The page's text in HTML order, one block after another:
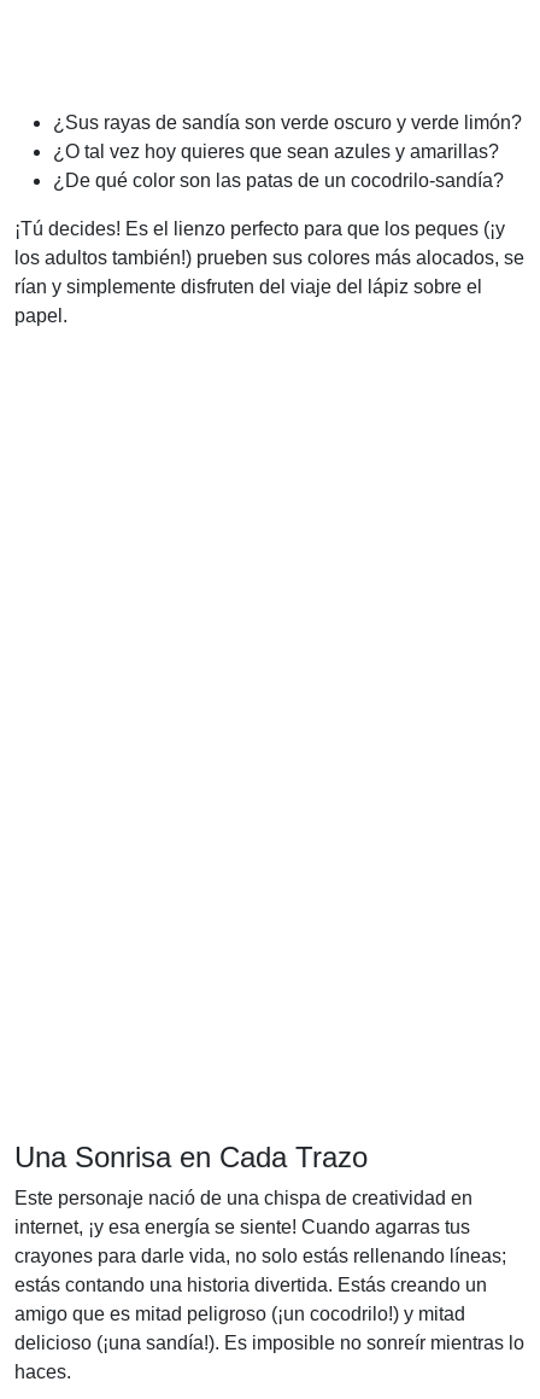
¿Sus rayas de sandía son verde oscuro y verde limón?
¿O tal vez hoy quieres que sean azules y amarillas?
¿De qué color son las patas de un cocodrilo-sandía?
¡Tú decides! Es el lienzo perfecto para que los peques (¡y
los adultos también!) prueben sus colores más alocados, se
rían y simplemente disfruten del viaje del lápiz sobre el
papel.
Una Sonrisa en Cada Trazo
Este personaje nació de una chispa de creatividad en
internet, ¡y esa energía se siente! Cuando agarras tus
crayones para darle vida, no solo estás rellenando líneas;
estás contando una historia divertida. Estás creando un
amigo que es mitad peligroso (¡un cocodrilo!) y mitad
delicioso (¡una sandía!). Es imposible no sonreír mientras lo
haces.